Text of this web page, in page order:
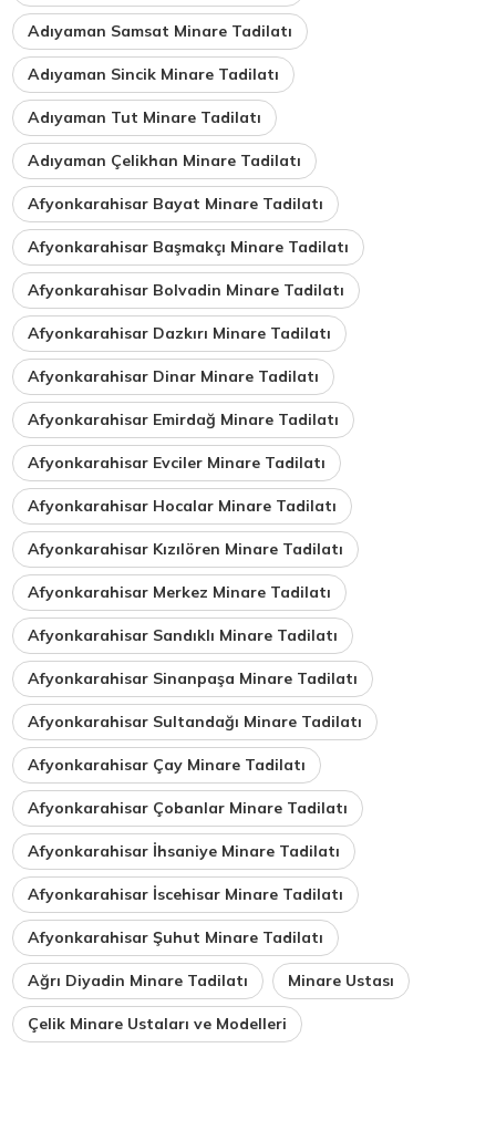
Adıyaman Samsat Minare Tadilatı
Adıyaman Sincik Minare Tadilatı
Adıyaman Tut Minare Tadilatı
Adıyaman Çelikhan Minare Tadilatı
Afyonkarahisar Bayat Minare Tadilatı
Afyonkarahisar Başmakçı Minare Tadilatı
Afyonkarahisar Bolvadin Minare Tadilatı
Afyonkarahisar Dazkırı Minare Tadilatı
Afyonkarahisar Dinar Minare Tadilatı
Afyonkarahisar Emirdağ Minare Tadilatı
Afyonkarahisar Evciler Minare Tadilatı
Afyonkarahisar Hocalar Minare Tadilatı
Afyonkarahisar Kızılören Minare Tadilatı
Afyonkarahisar Merkez Minare Tadilatı
Afyonkarahisar Sandıklı Minare Tadilatı
Afyonkarahisar Sinanpaşa Minare Tadilatı
Afyonkarahisar Sultandağı Minare Tadilatı
Afyonkarahisar Çay Minare Tadilatı
Afyonkarahisar Çobanlar Minare Tadilatı
Afyonkarahisar İhsaniye Minare Tadilatı
Afyonkarahisar İscehisar Minare Tadilatı
Afyonkarahisar Şuhut Minare Tadilatı
Ağrı Diyadin Minare Tadilatı Minare Ustası
Çelik Minare Ustaları ve Modelleri